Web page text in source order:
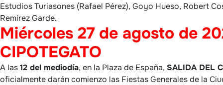
Estudios Turiasones (Rafael Pérez), Goyo Hueso, Robert
Remírez Garde.
Miércoles 27 de agosto de
CIPOTEGATO
A las12 del mediodía, en la Plaza de España, SALIDA DEL
oficialmente darán comienzo las Fiestas Generales de la